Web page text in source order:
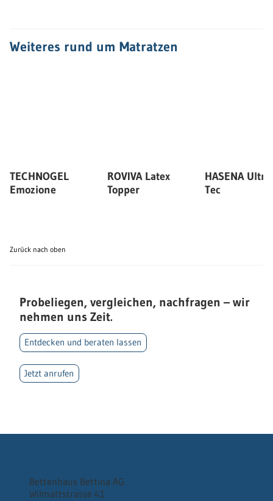
Weiteres rund um Matratzen
TECHNOGEL
Emozione
ROVIVA Latex
Topper
HASENA
Tec
Probeliegen, vergleichen, nachfragen – wir
nehmen uns Zeit.
Entdecken und beraten lassen
Jetzt anrufen
Zurück nach oben
Bettenhaus Bettina AG
Wilmattstrasse 41